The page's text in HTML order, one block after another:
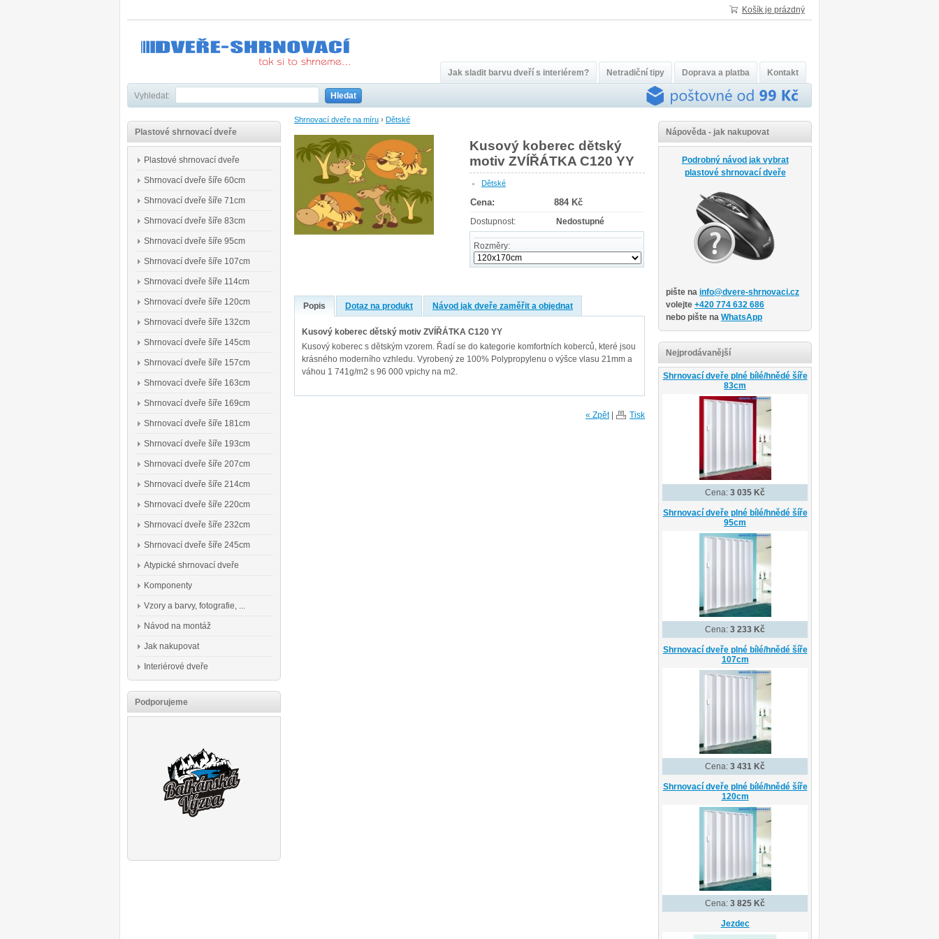
Košík je prázdný
Vyhledat: Hledat
Jak sladit barvu dveří s interiérem? Netradiční tipy Doprava a platba Kontakt
Shrnovací dveře na míru › Dětské
Kusový koberec dětský
motiv ZVÍŘÁTKA C120 YY
Dětské
Cena: 884 Kč
Dostupnost: Nedostupné
Rozměry:
Popis Dotaz na produkt Návod jak dveře zaměřit a objednat
Kusový koberec dětský motiv ZVÍŘÁTKA C120 YY
Kusový koberec s dětským vzorem. Řadí se do kategorie komfortních koberců, které jsou
krásného moderního vzhledu. Vyrobený ze 100% Polypropylenu o výšce vlasu 21mm a
váhou 1 741g/m2 s 96 000 vpichy na m2.
« Zpět| Tisk
Plastové shrnovací dveře
Plastové shrnovací dveře
Shrnovací dveře šíře 60cm
Shrnovací dveře šíře 71cm
Shrnovací dveře šíře 83cm
Shrnovací dveře šíře 95cm
Shrnovací dveře šíře 107cm
Shrnovací dveře šíře 114cm
Shrnovací dveře šíře 120cm
Shrnovací dveře šíře 132cm
Shrnovací dveře šíře 145cm
Shrnovací dveře šíře 157cm
Shrnovací dveře šíře 163cm
Shrnovací dveře šíře 169cm
Shrnovací dveře šíře 181cm
Shrnovací dveře šíře 193cm
Shrnovací dveře šíře 207cm
Shrnovací dveře šíře 214cm
Shrnovací dveře šíře 220cm
Shrnovací dveře šíře 232cm
Shrnovací dveře šíře 245cm
Atypické shrnovací dveře
Komponenty
Vzory a barvy, fotografie, ...
Návod na montáž
Jak nakupovat
Interiérové dveře
Podporujeme
Nápověda - jak nakupovat
Podrobný návod jak vybrat
plastové shrnovací dveře
pište na info@dvere-shrnovaci.cz
volejte +420 774 632 686
nebo pište na WhatsApp
Nejprodávanější
Shrnovací dveře plné bílé/hnědé šíře
83cm
Cena: 3 035 Kč
Shrnovací dveře plné bílé/hnědé šíře
95cm
Cena: 3 233 Kč
Shrnovací dveře plné bílé/hnědé šíře
107cm
Cena: 3 431 Kč
Shrnovací dveře plné bílé/hnědé šíře
120cm
Cena: 3 825 Kč
Jezdec